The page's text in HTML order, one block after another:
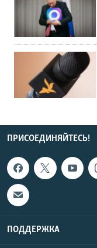
ПРИСОЕДИНЯЙТЕСЬ!
ПОДДЕРЖКА